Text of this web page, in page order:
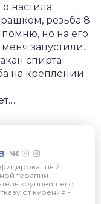
настила.
резьба 8-
помню, но на его
запустили.
спирта
на креплении
терапии
крупнейшего
от курения -